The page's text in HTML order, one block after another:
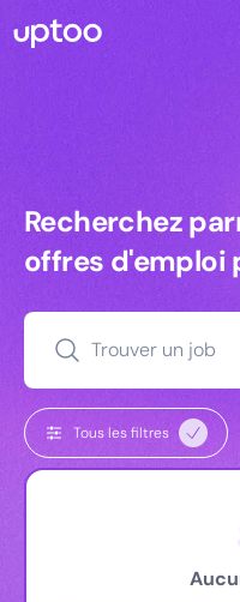
Recherchez
Recherchez
offres d'emploi
Trouver un job
Tous les filtres